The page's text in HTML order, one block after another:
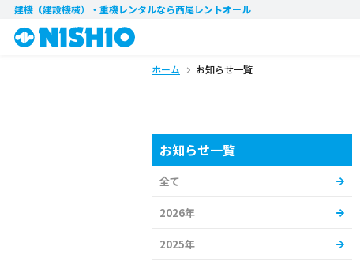
建機（建設機械）・重機レンタルなら西尾レントオール
ホーム お知らせ一覧
お知らせ一覧
全て
2026年
2025年